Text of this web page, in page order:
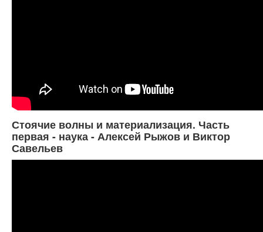
Стоячие волны и материализация. Часть
первая - наука - Алексей Рыжов и Виктор
Савельев